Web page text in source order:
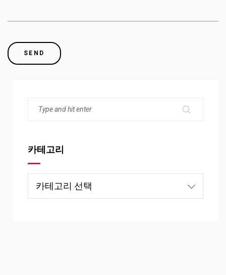
카테고리
고